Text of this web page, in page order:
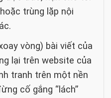
trùng lặp nội
vòng) bài viết của
lại trên website của
tranh trên một nền
cố gắng “lách”